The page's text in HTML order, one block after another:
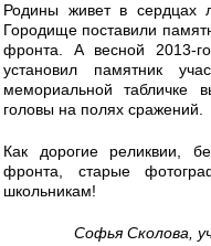
Родины живет в
Городище поставили
фронта. А весной 2013-
установил памятник
мемориальной табличке
головы на полях сражений.
Как дорогие реликвии,
фронта, старые
школьникам!
Софья Сколова,